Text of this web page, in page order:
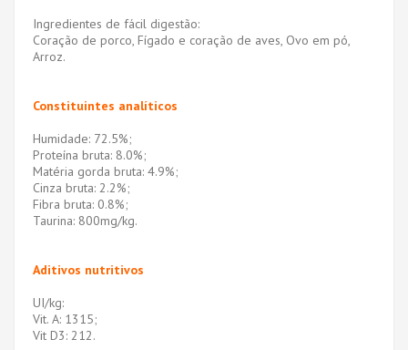
Ingredientes de fácil digestão:
Coração de porco, Fígado e coração de aves, Ovo em pó,
Arroz.
Constituintes analíticos
Humidade: 72.5%;
Proteína bruta: 8.0%;
Matéria gorda bruta: 4.9%;
Cinza bruta: 2.2%;
Fibra bruta: 0.8%;
Taurina: 800mg/kg.
Aditivos nutritivos
UI/kg:
Vit. A: 1315;
Vit D3: 212.